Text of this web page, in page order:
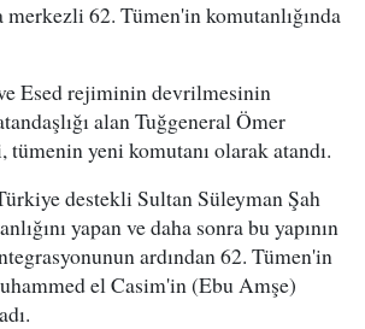
merkezli 62. Tümen'in komutanlığında
Esed rejiminin devrilmesinin
alan Tuğgeneral Ömer
yeni komutanı olarak atandı.
destekli Sultan Süleyman Şah
yapan ve daha sonra bu yapının
ardından 62. Tümen'in
el Casim'in (Ebu Amşe)